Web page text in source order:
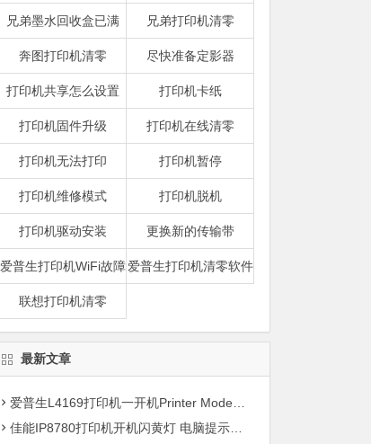
兄弟墨水回收盒已满 兄弟打印机清零
奔图打印机清零 尽快准备定影器
打印机共享怎么设置 打印机卡纸
打印机固件升级 打印机在线清零
打印机无法打印 打印机暂停
打印机维修模式 打印机脱机
打印机驱动安装 更换新的传输带
爱普生打印机WiFi故障爱普生打印机清零软件
联想打印机清零
最新文章
爱普生L4169打印机一开机Printer Mode故障主板维修
佳能IP8780打印机开机闪黄灯 电脑提示错误5B00快速解决方案清零